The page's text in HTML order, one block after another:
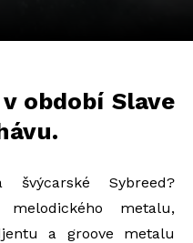
období Slave
Sybreed?
melodického metalu,
a groove metalu